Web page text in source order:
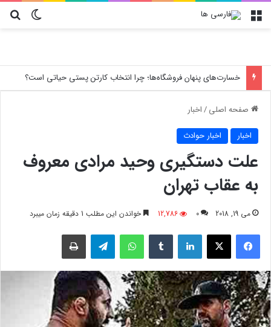
تغییر منو
خسارت‌های پنهان فروشگاه‌ها؛ چرا انتخاب کارتن پستی حیاتی است؟
صفحه اصلی/اخبار
اخبار اخبار حوادث
علت دستگیری وحید مرادی معروف
به عقاب تهران
می 19, 2018 0
12,786 خواندن این مطلب 1 دقیقه زمان میبرد
فیسبوک لینکدین واتس آپ